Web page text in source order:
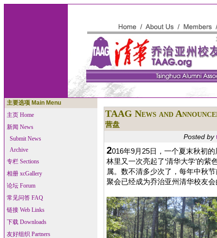
主要选项 Main Menu
主页 Home
新闻 News
Submit News
Archive
专栏 Sections
相册 xcGallery
论坛 Forum
常见问答 FAQ
链接 Web Links
下载 Downloads
友好组织 Partners
TAAG News and
营盘
Posted by
2016年9月25日，一个夏末秋初
林里又一次亮起了‘清华大学’的
属。数不清多少次了，每年中秋
聚会已经成为乔治亚州清华校友